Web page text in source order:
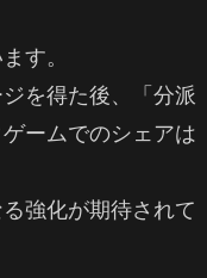
す。
を得た後、「分派
ームでのシェアは
強化が期待されて